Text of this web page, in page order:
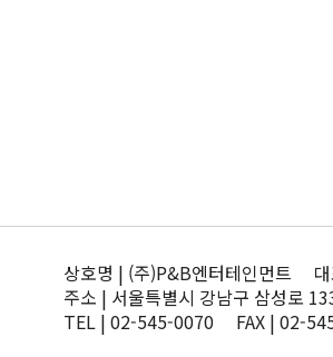
상호명 | (주)P&B엔터테인먼트
주소 | 서울특별시 강남구 삼성로
TEL | 02-545-0070 FAX | 02-